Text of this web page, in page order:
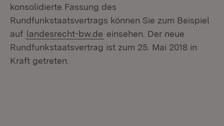
konsolidierte Fassung des
Rundfunkstaatsvertrags können Sie zum Beispiel
auf landesrecht-bw.de einsehen. Der neue
Rundfunkstaatsvertrag ist zum 25. Mai 2018 in
Kraft getreten.